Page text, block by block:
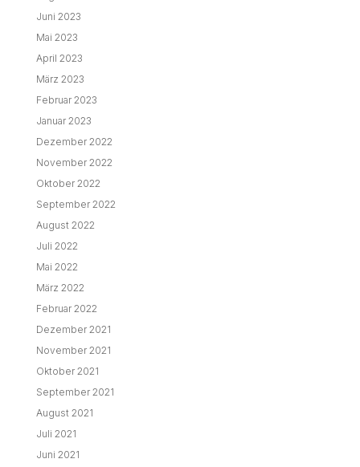
März 2022
Februar 2022
Dezember 2021
November 2021
Oktober 2021
September 2021
August 2021
Juli 2021
Juni 2021
Mai 2021
April 2021
März 2021
Februar 2021
Januar 2021
Dezember 2020
November 2020
Oktober 2020
September 2020
August 2020
Juli 2020
Juni 2020
Mai 2020